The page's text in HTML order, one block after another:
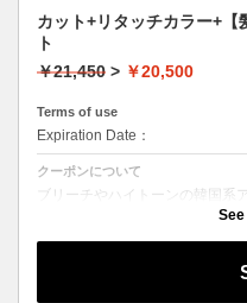
カット+リタッチカラー+
ト
￥21,450 > ￥20,500
Terms of use
Expiration Date：
クーポンについて
ブリーチやハイトーンの韓国系
女も夢中！全ての世代、髪質、